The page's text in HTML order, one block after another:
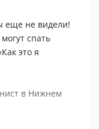
еще не видели!
спать
это я
в Нижнем